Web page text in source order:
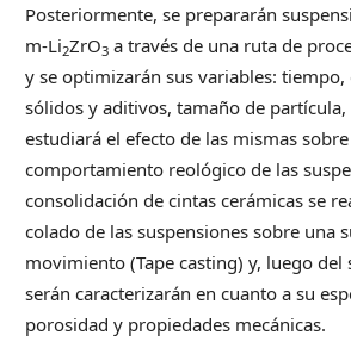
Posteriormente, se prepararán
m-Li2ZrO3 a través de una ruta de
y se optimizarán sus variables:
sólidos y aditivos, tamaño de partícula,
estudiará el efecto de las mismas
comportamiento reológico de las
consolidación de cintas cerámicas se
colado de las suspensiones sobre una
movimiento (Tape casting) y, luego del
serán caracterizarán en cuanto a su
porosidad y propiedades mecánicas.